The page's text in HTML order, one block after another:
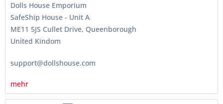
Dolls House Emporium
SafeShip House - Unit A
ME11 5JS Cullet Drive, Queenborough
United Kindom
support@dollshouse.com
mehr